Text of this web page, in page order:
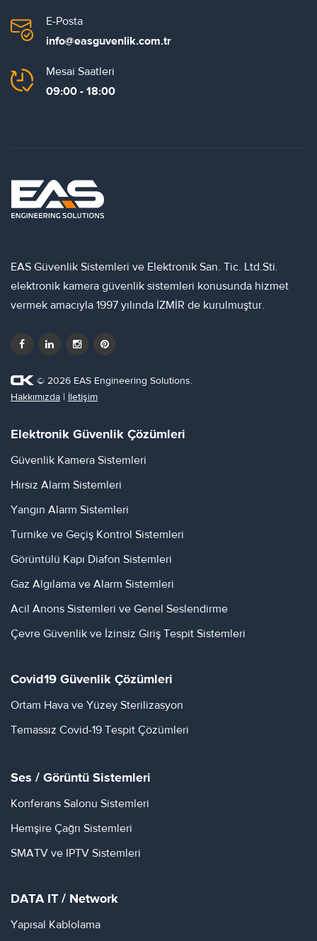
E-Posta
info@easguvenlik.com.tr
Mesai Saatleri
09:00 - 18:00
EAS Güvenlik Sistemleri ve Elektronik San. Tic. Ltd.Sti.
elektronik kamera güvenlik sistemleri konusunda hizmet
vermek amacıyla 1997 yılında İZMİR de kurulmuştur.
© 2026 EAS Engineering Solutions.
Hakkımızda | İletişim
Elektronik Güvenlik Çözümleri
Güvenlik Kamera Sistemleri
Hırsız Alarm Sistemleri
Yangın Alarm Sistemleri
Turnike ve Geçiş Kontrol Sistemleri
Görüntülü Kapı Diafon Sistemleri
Gaz Algılama ve Alarm Sistemleri
Acil Anons Sistemleri ve Genel Seslendirme
Çevre Güvenlik ve İzinsiz Giriş Tespit Sistemleri
Covid19 Güvenlik Çözümleri
Ortam Hava ve Yüzey Sterilizasyon
Temassız Covid-19 Tespit Çözümleri
Ses / Görüntü Sistemleri
Konferans Salonu Sistemleri
Hemşire Çağrı Sistemleri
SMATV ve IPTV Sistemleri
DATA IT / Network
Yapısal Kablolama